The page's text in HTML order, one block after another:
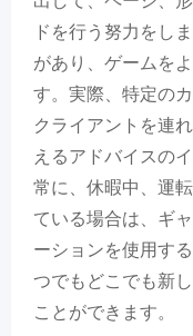
ドを行う努力をし
があり、ゲームを
す。実際、特定の
クライアントを連
えるアドバイスの
常に、休暇中、運
ている場合は、ギ
ーションを使用す
つでもどこでも新
ことができます。